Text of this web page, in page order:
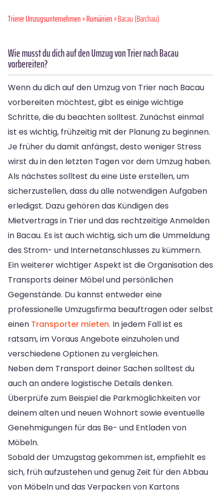
Trierer Umzugsunternehmen»Rumänien» Bacau (Barchau)
Wie musst du dich auf den Umzug von Trier nach Bacau
vorbereiten?
Wenn du dich auf den Umzug von Trier nach Bacau
vorbereiten möchtest, gibt es einige wichtige
Schritte, die du beachten solltest. Zunächst einmal
ist es wichtig, frühzeitig mit der Planung zu beginnen.
Je früher du damit anfängst, desto weniger Stress
wirst du in den letzten Tagen vor dem Umzug haben.
Als nächstes solltest du eine Liste erstellen, um
sicherzustellen, dass du alle notwendigen Aufgaben
erledigst. Dazu gehören das Kündigen des
Mietvertrags in Trier und das rechtzeitige Anmelden
in Bacau. Es ist auch wichtig, sich um die Ummeldung
des Strom- und Internetanschlusses zu kümmern.
Ein weiterer wichtiger Aspekt ist die Organisation des
Transports deiner Möbel und persönlichen
Gegenstände. Du kannst entweder eine
professionelle Umzugsfirma beauftragen oder selbst
einen Transporter mieten. In jedem Fall ist es
ratsam, im Voraus Angebote einzuholen und
verschiedene Optionen zu vergleichen.
Neben dem Transport deiner Sachen solltest du
auch an andere logistische Details denken.
Überprüfe zum Beispiel die Parkmöglichkeiten vor
deinem alten und neuen Wohnort sowie eventuelle
Genehmigungen für das Be- und Entladen von
Möbeln.
Sobald der Umzugstag gekommen ist, empfiehlt es
sich, früh aufzustehen und genug Zeit für den Abbau
von Möbeln und das Verpacken von Kartons